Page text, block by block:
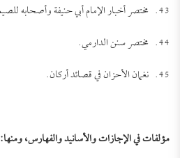
43. مختصر أخبار الإمام أبي حنيفة وأصحابه للصيمري.
44. مختصر سنن الدارمي.
45. نغمان الأحزان في قصائد أركان.
مؤلفات في الإجازات والأسانيد والفهارس، ومنها: